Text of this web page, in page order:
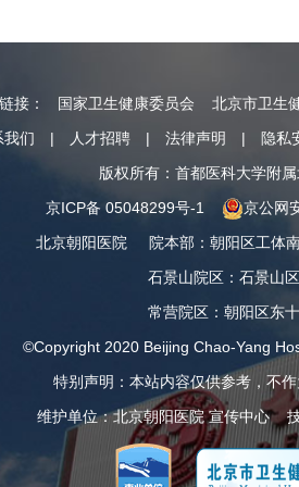
接： 国家卫生健康委员会 北京市卫生
我们
| 人才招聘 | 法律声明 | 隐私
版权所有：首都医科大学附
京ICP备 05048299号-1
京公网
北京朝阳医院
院本部 ： 朝阳区工体
石景山院区 ： 石景山
常营院区 ： 朝阳区东
©Copyright 2020 Beijing Chao-Yang
特别声明：本站内容仅供参考，不
维护单位：北京朝阳医院 宣传中心